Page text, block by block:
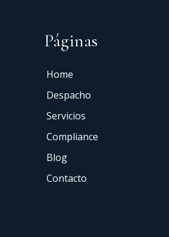
Páginas
Home
Despacho
Servicios
Compliance
Blog
Contacto